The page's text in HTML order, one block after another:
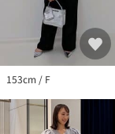
そんな願いを込め
身につける人のお
●お取扱い上のご
い。
153cm / F